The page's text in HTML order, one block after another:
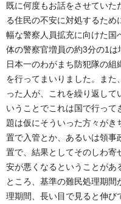
既に何度もお話をさせてい
る住民の不安に対処するた
幅な警察人員拡充に向けた国
体の警察官増員の約3分の1
日本一のわがまち防犯隊の
を行ってまいりました。ま
った人が、これを繰り返して
いうことでこれは国で行って
題は仮にそういった方々が
置で入管とか、あるいは領事
置で、結果としてそのしわ寄
安が悪くなるということがあ
ところ、基準の難民処理期
理期間、長い目で見ると伸び